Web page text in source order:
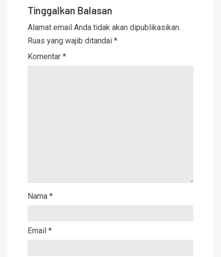
Tinggalkan Balasan
Alamat email Anda tidak akan dipublikasikan.
Ruas yang wajib ditandai *
Komentar *
Nama *
Email *